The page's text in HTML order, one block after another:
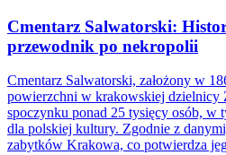
Cmentarz Salwatorski:
przewodnik po nekropolii
Cmentarz Salwatorski, założony w
powierzchni w krakowskiej dzielnicy
spoczynku ponad 25 tysięcy osób, w
dla polskiej kultury. Zgodnie z
zabytków Krakowa, co potwierdza